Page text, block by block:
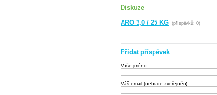
Diskuze
ARO 3,0 / 25 KG (příspěvků: 0)
Přidat příspěvek
Vaše jméno
Váš email (nebude zveřejněn)